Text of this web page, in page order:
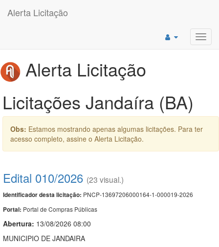
Alerta Licitação
Alerta Licitação
Licitações Jandaíra (BA)
Obs: Estamos mostrando apenas algumas licitações. Para ter
acesso completo, assine o Alerta Licitação.
Edital 010/2026 (23 visual.)
Identificador desta licitação: PNCP-13697206000164-1-000019-2026
Portal: Portal de Compras Públicas
Abertura: 13/08/2026 08:00
MUNICIPIO DE JANDAIRA